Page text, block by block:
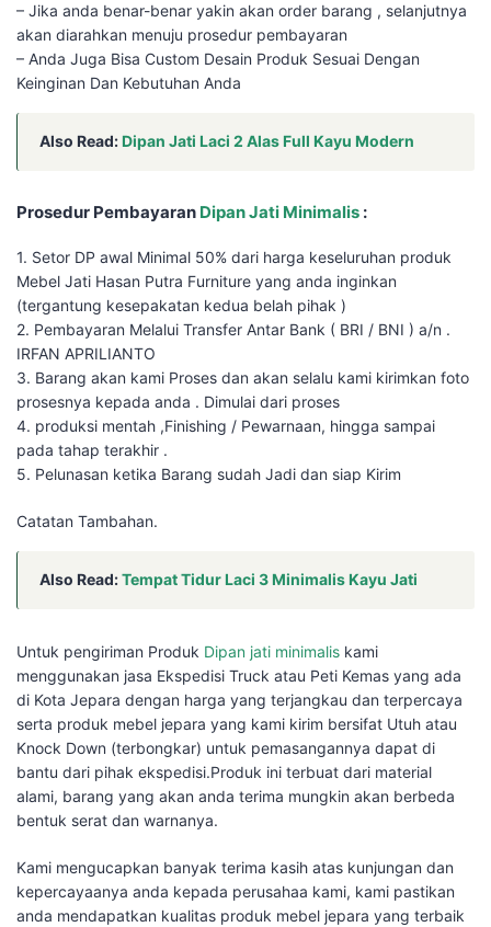
– Jika anda benar-benar yakin akan order barang , selanjutnya
akan diarahkan menuju prosedur pembayaran
– Anda Juga Bisa Custom Desain Produk Sesuai Dengan
Keinginan Dan Kebutuhan Anda
Also Read:Dipan Jati Laci 2 Alas Full Kayu Modern
Prosedur Pembayaran Dipan Jati Minimalis :
1. Setor DP awal Minimal 50% dari harga keseluruhan produk
Mebel Jati Hasan Putra Furniture yang anda inginkan
(tergantung kesepakatan kedua belah pihak )
2. Pembayaran Melalui Transfer Antar Bank ( BRI / BNI ) a/n .
IRFAN APRILIANTO
3. Barang akan kami Proses dan akan selalu kami kirimkan foto
prosesnya kepada anda . Dimulai dari proses
4. produksi mentah ,Finishing / Pewarnaan, hingga sampai
pada tahap terakhir .
5. Pelunasan ketika Barang sudah Jadi dan siap Kirim
Catatan Tambahan.
Also Read:Tempat Tidur Laci 3 Minimalis Kayu Jati
Untuk pengiriman Produk Dipan jati minimalis kami
menggunakan jasa Ekspedisi Truck atau Peti Kemas yang ada
di Kota Jepara dengan harga yang terjangkau dan terpercaya
serta produk mebel jepara yang kami kirim bersifat Utuh atau
Knock Down (terbongkar) untuk pemasangannya dapat di
bantu dari pihak ekspedisi.Produk ini terbuat dari material
alami, barang yang akan anda terima mungkin akan berbeda
bentuk serat dan warnanya.
Kami mengucapkan banyak terima kasih atas kunjungan dan
kepercayaanya anda kepada perusahaa kami, kami pastikan
anda mendapatkan kualitas produk mebel jepara yang terbaik